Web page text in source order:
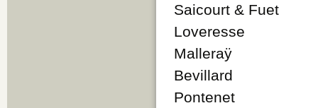
Saicourt & Fuet
Loveresse
Malleraÿ
Bevillard
Pontenet